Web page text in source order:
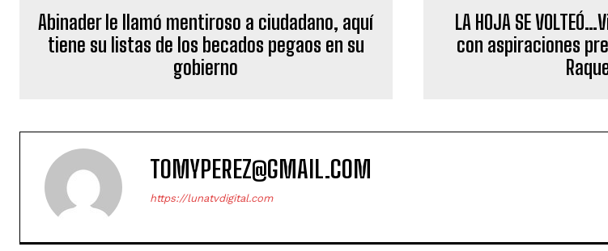
Abinader le llamó mentiroso a ciudadano, aquí
tiene su listas de los becados pegaos en su
gobierno
LA HOJA SE
con aspiraciones
TOMYPEREZ@GMAIL.COM
https://lunatvdigital.com